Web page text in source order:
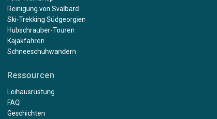
Reinigung von Svalbard
Ski-Trekking Südgeorgien
Hubschrauber-Touren
Kajakfahren
Schneeschuhwandern
Ressourcen
Leihausrüstung
FAQ
Geschichten